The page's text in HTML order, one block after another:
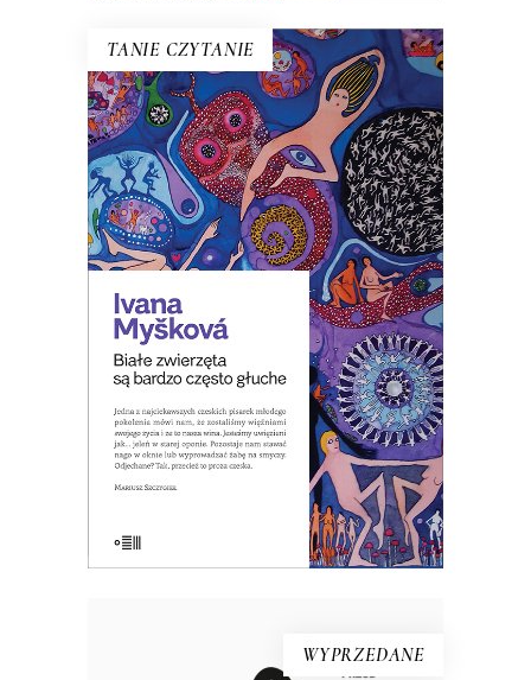
TANIE CZYTANIE
E-BOOK DO KOSZYKA
BIAŁE ZWIERZĘTA SĄ BARDZO
CZĘSTO GŁUCHE
W Czechach pisano, że to zbiór
opowiadań o ludziach czasów, w
których zwiększa się spożycie
antydepresantów.
39.00 8.00zł
KSIĄŻKA DO KOSZYKA
WYPRZEDANE